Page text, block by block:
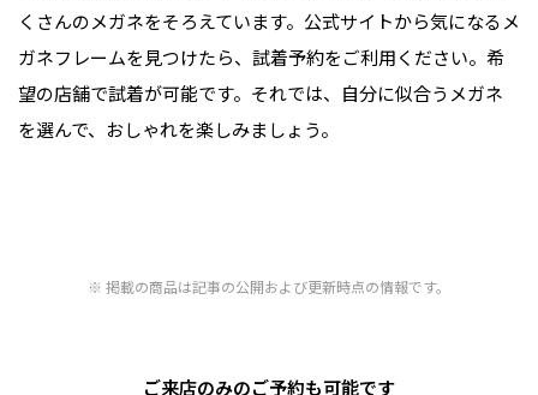
くさんのメガネをそろえています。公式サイトから気になるメ
ガネフレームを見つけたら、試着予約をご利用ください。希
望の店舗で試着が可能です。それでは、自分に似合うメガネ
を選んで、おしゃれを楽しみましょう。
掲載の商品は記事の公開および更新時点の情報です。
ご来店のみのご予約も可能です